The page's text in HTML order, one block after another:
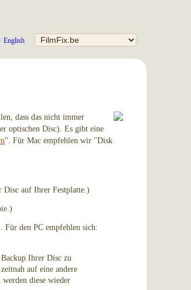
English
dass das nicht immer
optischen Disc). Es gibt eine
". Für Mac empfehlen wir "Disk
Disc auf Ihrer Festplatte.)
Für den PC empfehlen sich:
Ihrer Disc zu
auf eine andere
diese wieder